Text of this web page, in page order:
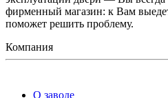
фирменный магазин: к Вам
поможет решить проблему.
Компания
О заводе